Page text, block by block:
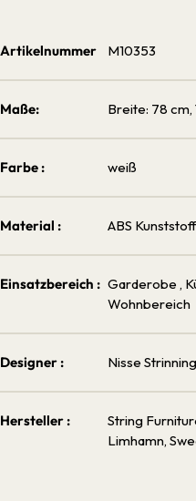
Artikelnummer M10353
Maße: Breite: 78
Farbe : weiß
Material : ABS Kunststoff
Einsatzbereich : Garderobe ,
Wohnbereich
Designer : Nisse Strinning
Hersteller :
String
Limhamn,